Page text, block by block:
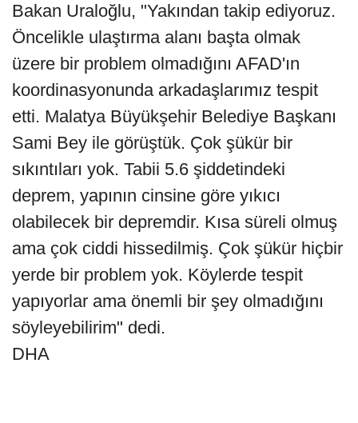
Bakan Uraloğlu, "Yakından takip ediyoruz.
Öncelikle ulaştırma alanı başta olmak
üzere bir problem olmadığını AFAD'ın
koordinasyonunda arkadaşlarımız tespit
etti. Malatya Büyükşehir Belediye Başkanı
Sami Bey ile görüştük. Çok şükür bir
sıkıntıları yok. Tabii 5.6 şiddetindeki
deprem, yapının cinsine göre yıkıcı
olabilecek bir depremdir. Kısa süreli olmuş
ama çok ciddi hissedilmiş. Çok şükür hiçbir
yerde bir problem yok. Köylerde tespit
yapıyorlar ama önemli bir şey olmadığını
söyleyebilirim" dedi.
DHA